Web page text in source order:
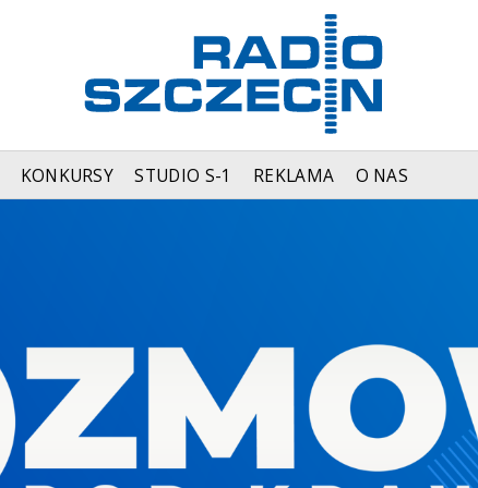
KONKURSY STUDIO S-1 REKLAMA O NAS